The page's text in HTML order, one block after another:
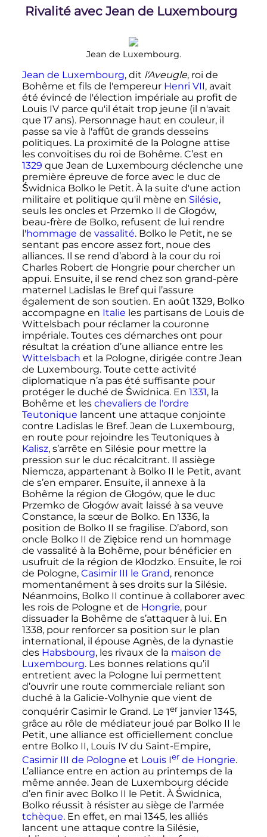
Rivalité avec Jean de Luxembourg
Jean de Luxembourg.
Jean de Luxembourg, dit l'Aveugle, roi de
Bohême et fils de l'empereur Henri VII, avait
été évincé de l'élection impériale au profit de
Louis IVparce qu'il était trop jeune (il n'avait
que 17 ans). Personnage haut en couleur, il
passe sa vie à l'affût de grands desseins
politiques. La proximité de la Pologne attise
les convoitises du roi de Bohême. C’est en
1329 que Jean de Luxembourg déclenche une
première épreuve de force avec le duc de
Świdnica Bolko le Petit. À la suite d'une action
militaire et politique qu'il mène en Silésie,
seuls les oncles et Przemko II de Głogów,
beau-frère de Bolko, refusent de lui rendre
l'hommage de vassalité. Bolko le Petit, ne se
sentant pas encore assez fort, noue des
alliances. Il se rend d’abord à la cour du roi
Charles Robert de Hongrie pour chercher un
appui. Ensuite, il se rend chez son grand-père
maternel Ladislas le Bref qui l’assure
également de son soutien. En août 1329, Bolko
accompagne en Italie les partisans de Louis de
Wittelsbach pour réclamer la couronne
impériale. Toutes ces démarches ont pour
résultat la création d’une alliance entre les
Wittelsbach et la Pologne, dirigée contre Jean
de Luxembourg. Toute cette activité
diplomatique n’a pas été suffisante pour
protéger le duché de Świdnica. En 1331, la
Bohême et les chevaliers de l'ordre
Teutonique lancent une attaque conjointe
contre Ladislas le Bref. Jean de Luxembourg,
en route pour rejoindre les Teutoniques à
Kalisz, s’arrête en Silésie pour mettre la
pression sur le duc récalcitrant. Il assiège
Niemcza, appartenant à Bolko II le Petit, avant
de s’en emparer. Ensuite, il annexe à la
Bohême la région de Głogów, que le duc
Przemko de Głogów avait laissé à sa veuve
Constance, la sœur de Bolko. En 1336, la
position de Bolko II se fragilise. D’abord, son
oncle Bolko II de Ziębice rend un hommage
de vassalité à la Bohême, pour bénéficier en
usufruit de la région de Kłodzko. Ensuite, le roi
de Pologne, Casimir III le Grand, renonce
momentanément à ses droits sur la Silésie.
Néanmoins, Bolko II continue à collaborer avec
les rois de Pologne et de Hongrie, pour
dissuader la Bohême de s’attaquer à lui. En
1338, pour renforcer sa position sur le plan
international, il épouse Agnès, de la dynastie
des Habsbourg, les rivaux de la maison de
Luxembourg. Les bonnes relations qu’il
entretient avec la Pologne lui permettent
d’ouvrir une route commerciale reliant son
duché à la Galicie-Volhynie que vient de
conquérir Casimir le Grand. Le 1erjanvier 1345,
grâce au rôle de médiateur joué par Bolko II le
Petit, une alliance est officiellement conclue
entre Bolko II, Louis IVdu Saint-Empire,
Casimir III de Pologne et Louis Ierde Hongrie.
L’alliance entre en action au printemps de la
même année. Jean de Luxembourg décide
d’en finir avec Bolko II le Petit. À Świdnica,
Bolko réussit à résister au siège de l’armée
tchèque. En effet, en mai 1345, les alliés
lancent une attaque contre la Silésie,